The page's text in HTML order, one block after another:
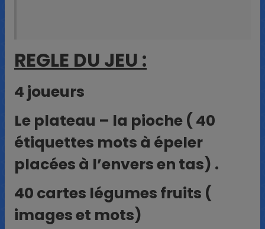
REGLE DU JEU :
4 joueurs
Le plateau – la pioche ( 40
étiquettes mots à épeler
placées à l’envers en tas) .
40 cartes légumes fruits (
images et mots)